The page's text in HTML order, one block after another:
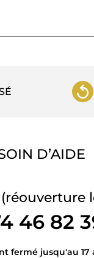
D’AIDE
(réouverture
46 82
fermé jusqu'au 17